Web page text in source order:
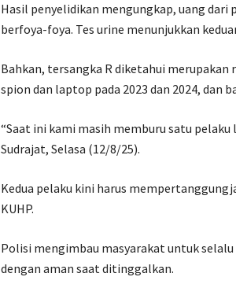
Hasil penyelidikan mengungkap, uang
berfoya-foya. Tes urine menunjukkan
Bahkan, tersangka R diketahui
spion dan laptop pada 2023 dan 2024, dan
“Saat ini kami masih memburu satu
Sudrajat, Selasa (12/8/25).
Kedua pelaku kini harus
KUHP.
Polisi mengimbau masyarakat untuk
dengan aman saat ditinggalkan.